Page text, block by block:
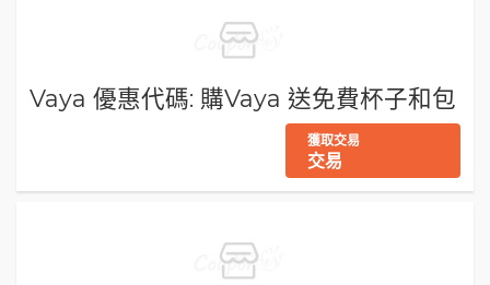
Vaya 優惠代碼: 購Vaya 送免費杯子和包
獲取交易
交易